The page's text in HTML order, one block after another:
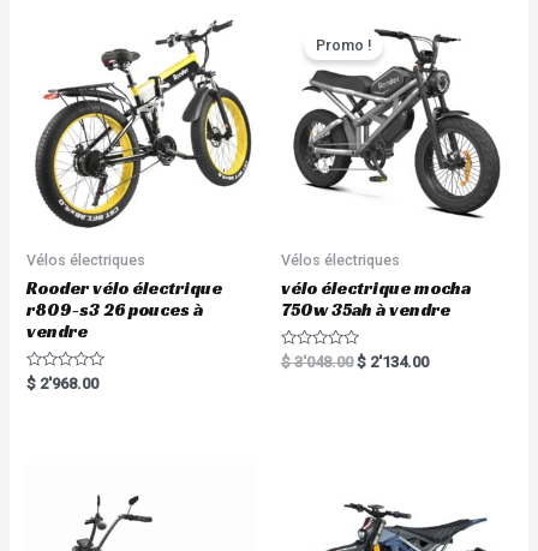
Vélos électriques
Rooder vélo électrique
r809-s3 26 pouces à
vendre
R
a
$ 2'968.00
Promo !
Vélos électriques
vélo électrique mocha
750w 35ah à vendre
R
a
$3'048.00 $ 2'134.00